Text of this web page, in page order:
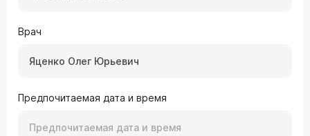
Врач
Предпочитаемая дата и время